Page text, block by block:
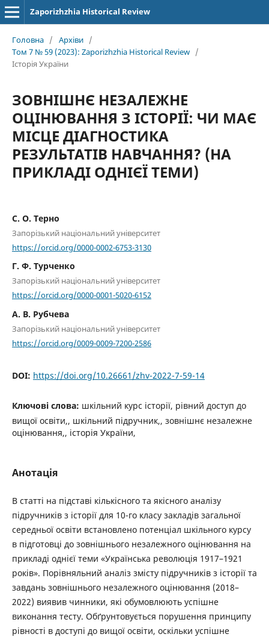
Zaporizhzhia Historical Review
Головна / Архіви /
Том 7 № 59 (2023): Zaporizhzhia Historical Review /
Історія України
ЗОВНІШНЄ НЕЗАЛЕЖНЕ
ОЦІНЮВАННЯ З ІСТОРІЇ: ЧИ МАЄ
МІСЦЕ ДІАГНОСТИКА
РЕЗУЛЬТАТІВ НАВЧАННЯ? (НА
ПРИКЛАДІ ОДНІЄЇ ТЕМИ)
С. О. Терно
Запорізький національний університет
https://orcid.org/0000-0002-6753-3130
Г. Ф. Турченко
Запорізький національний університет
https://orcid.org/0000-0001-5020-6152
А. В. Рубчева
Запорізький національний університет
https://orcid.org/0009-0009-7200-2586
DOI: https://doi.org/10.26661/zhv-2022-7-59-14
Ключові слова: шкільний курс історії, рівний доступ до
вищої освіти,, шкільний підручник,, зовнішнє незалежне
оцінювання,, історія України,
Анотація
В статті на підставі кількісного та якісного аналізу
підручників з історії для 10-го класу закладів загальної
середньої освіти встановлено потенціал шкільного курсу
в підготовці до зовнішнього незалежного оцінювання на
прикладі однієї теми «Українська революція 1917–1921
років». Порівняльний аналіз змісту підручників з історії та
завдань зовнішнього незалежного оцінювання (2018–
2022) виявив чинники, які обумовлюють успішне
виконання тесту. Обґрунтовується порушення принципу
рівності в доступі до вищої освіти, оскільки успішне